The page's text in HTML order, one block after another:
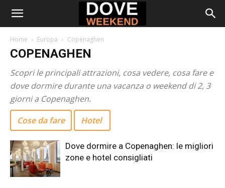
Home Europa Copenaghen
COPENAGHEN
Scopri le principali attrazioni, cosa vedere, cosa fare e
dove dormire durante una vacanza o weekend di 2, 3
giorni a Copenaghen.
Cose da fare
Hotel
Dove dormire a Copenaghen: le migliori
zone e hotel consigliati